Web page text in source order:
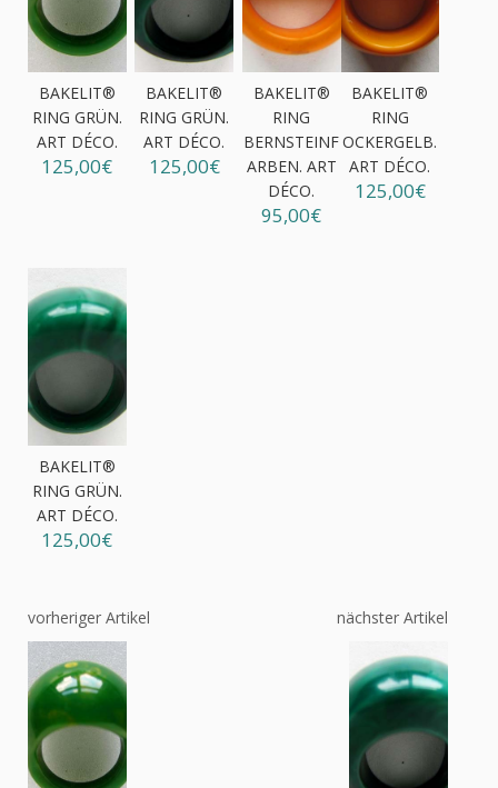
BAKELIT®
RING GRÜN.
ART DÉCO.
125,00€
BAKELIT®
RING GRÜN.
ART DÉCO.
125,00€
BAKELIT®
RING
BERNSTEINF
ARBEN. ART
DÉCO.
95,00€
BAKELIT®
RING
OCKERGELB.
ART DÉCO.
125,00€
BAKELIT®
RING GRÜN.
ART DÉCO.
125,00€
vorheriger Artikel nächster Artikel